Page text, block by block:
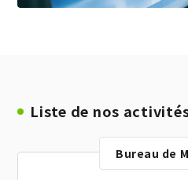
Liste de nos
Bureau de